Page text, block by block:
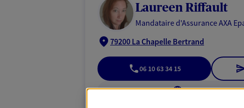
Laureen Riffault
Mandataire d'Assurance AXA
79200 La Chapelle Bertrand
06 10 63 34 15
VOIR NOTRE SITE